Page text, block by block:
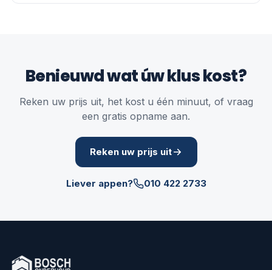
Benieuwd wat úw klus kost?
Reken uw prijs uit, het kost u één minuut, of vraag
een gratis opname aan.
Reken uw prijs uit
Liever appen? 010 422 2733